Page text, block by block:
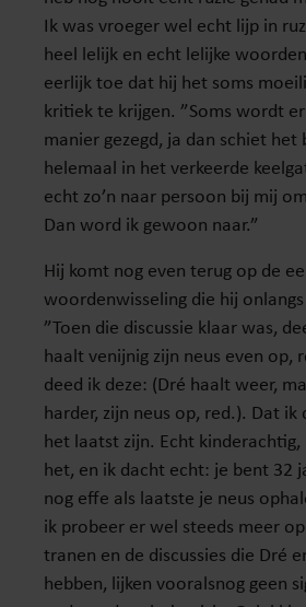
Ik was vroeger wel echt lijp in
heel lelijk en echt lelijke
eerlijk toe dat hij het soms
kritiek te krijgen. ”Soms wordt
manier gezegd, ja dan schiet het
helemaal in het verkeerde
echt zo’n naar persoon bij mij
Dan word ik gewoon naar.”
Hij komt nog even terug op de
woordenwisseling die hij
”Toen die discussie klaar was,
haalt venijnig zijn neus even op,
deed ik deze: (Dré haalt weer,
harder, zijn neus op, red.). Dat
het laatst zijn. Echt kinderachtig,
het, en ik dacht echt: je bent 32
nog effe als laatste je neus
ik probeer er wel steeds meer
tranen en de discussies die Dré
hebben, lijken vooralsnog geen